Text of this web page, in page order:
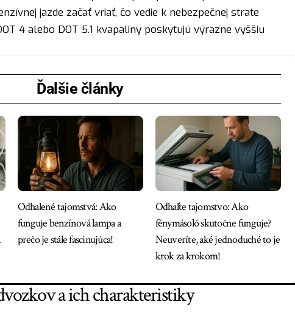
jazde začať vriať, čo vedie k nebezpečnej strate
4 alebo DOT 5.1 kvapaliny poskytujú výrazne vyššiu
Ďalšie články
Odhalené tajomstvá: Ako
funguje benzínová lampa a
prečo je stále fascinujúca!
Odhaľte tajomstvo: Ako
fénymásoló skutočne funguje?
Neuveríte, aké jednoduché to je
krok za krokom!
a ich charakteristiky